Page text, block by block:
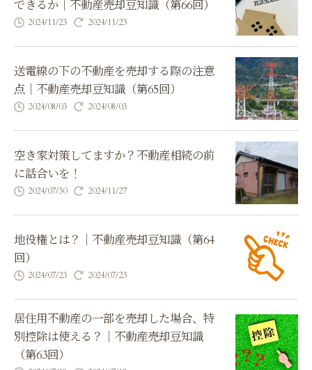
できるか｜不動産売却豆知識（第66回）
2024/11/23 2024/11/23
送電線の下の不動産を売却する際の注意
点｜不動産売却豆知識（第65回）
2024/08/03 2024/08/03
空き家対策してますか？不動産相続の前
に話合いを！
2024/07/30 2024/11/27
地役権とは？｜不動産売却豆知識（第64
回）
2024/07/23 2024/07/23
居住用不動産の一部を売却した場合、特
別控除は使える？｜不動産売却豆知識
（第63回）